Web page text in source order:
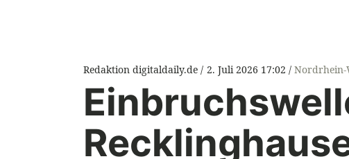
Redaktion digitaldaily.de 2. Juli 2026 17:02 Nordrhein-